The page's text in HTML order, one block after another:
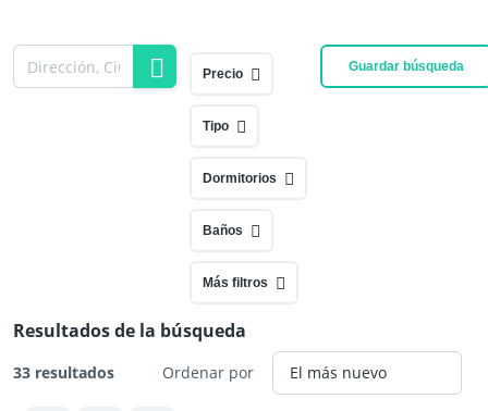
Guardar búsqueda
Precio
Tipo
Dormitorios
Baños
Más filtros
Resultados de la búsqueda
33 resultados Ordenar por